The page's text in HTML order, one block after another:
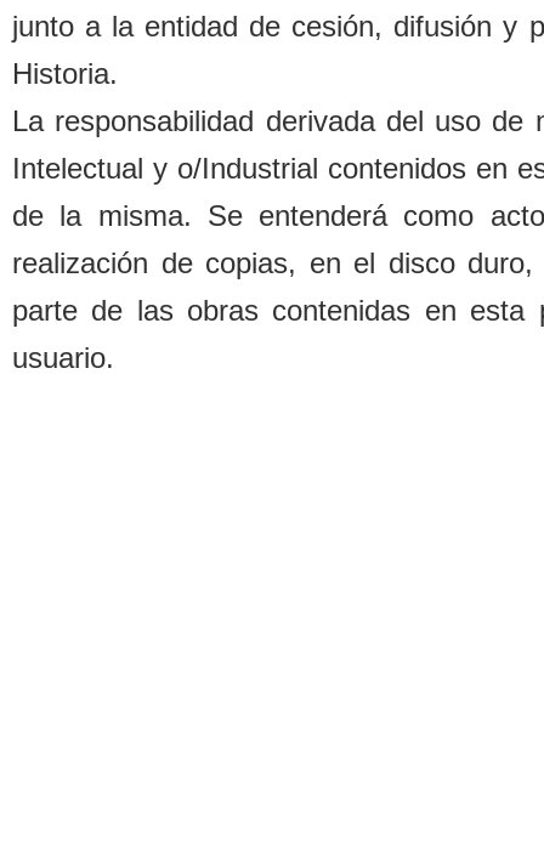
junto a la entidad de cesión, difusión y
Historia.
La responsabilidad derivada del uso de
Intelectual y o/Industrial contenidos en
de la misma. Se entenderá como
realización de copias, en el disco
parte de las obras contenidas en esta
usuario.